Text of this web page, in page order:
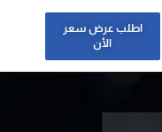
اطلب عرض سعر
الأن